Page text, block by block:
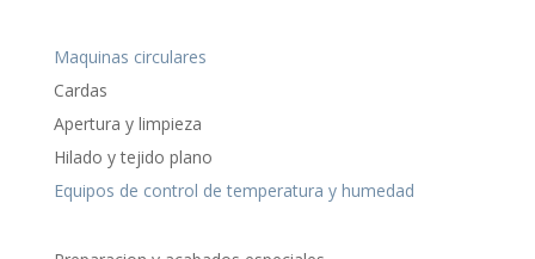
Maquinas circulares
Cardas
Apertura y limpieza
Hilado y tejido plano
Equipos de control de temperatura y humedad